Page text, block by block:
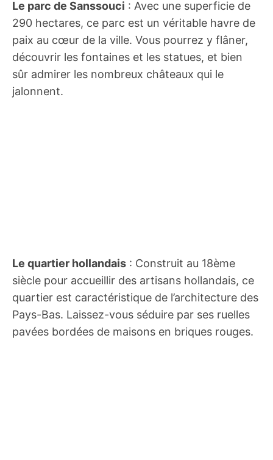
Le parc de Sanssouci : Avec une superficie de
290 hectares, ce parc est un véritable havre de
paix au cœur de la ville. Vous pourrez y flâner,
découvrir les fontaines et les statues, et bien
sûr admirer les nombreux châteaux qui le
jalonnent.
Le quartier hollandais : Construit au 18ème
siècle pour accueillir des artisans hollandais, ce
quartier est caractéristique de l’architecture des
Pays-Bas. Laissez-vous séduire par ses ruelles
pavées bordées de maisons en briques rouges.